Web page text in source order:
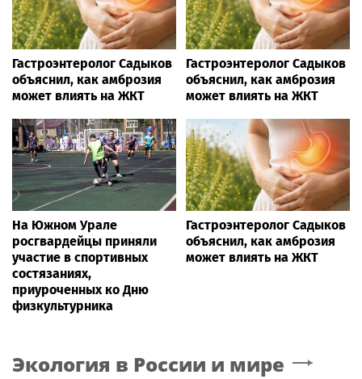
Гастроэнтеролог Садыков
объяснил, как амброзия
может влиять на ЖКТ
Гастроэнтеролог Садыков
объяснил, как амброзия
может влиять на ЖКТ
На Южном Урале
росгвардейцы приняли
участие в спортивных
состязаниях,
приуроченных ко Дню
физкультурника
Гастроэнтеролог Садыков
объяснил, как амброзия
может влиять на ЖКТ
Экология в России и мире